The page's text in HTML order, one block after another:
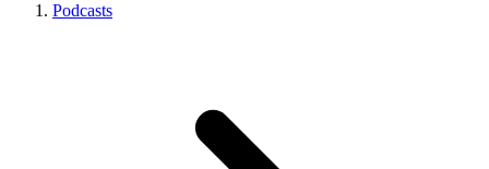
Podcasts